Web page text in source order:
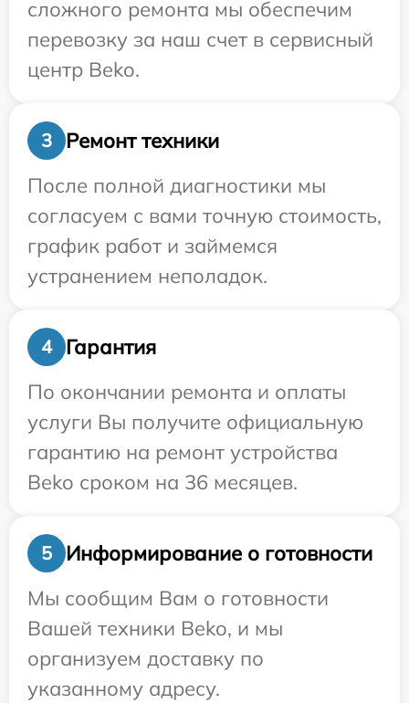
сложного ремонта мы обеспечим
перевозку за наш счет в сервисный
центр Beko.
3
Ремонт техники
После полной диагностики мы
согласуем с вами точную стоимость,
график работ и займемся
устранением неполадок.
4
Гарантия
По окончании ремонта и оплаты
услуги Вы получите официальную
гарантию на ремонт устройства
Beko сроком на 36 месяцев.
5
Информирование о готовности
Мы сообщим Вам о готовности
Вашей техники Beko, и мы
организуем доставку по
указанному адресу.